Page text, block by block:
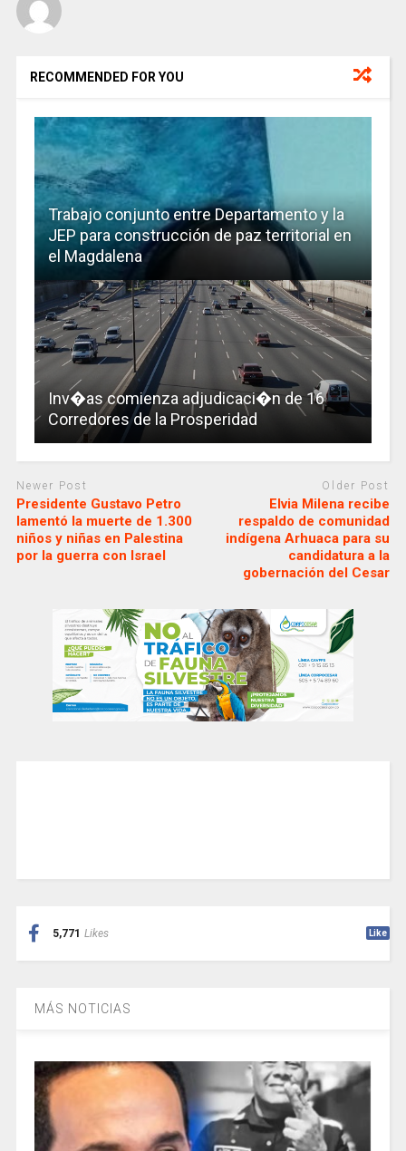
RECOMMENDED FOR YOU
Trabajo conjunto entre Departamento y la
JEP para construcción de paz territorial en
el Magdalena
Inv�as comienza adjudicaci�n de 16
Corredores de la Prosperidad
Newer Post
Presidente Gustavo Petro
lamentó la muerte de 1.300
niños y niñas en Palestina
por la guerra con Israel
Older Post
Elvia Milena recibe
respaldo de comunidad
indígena Arhuaca para su
candidatura a la
gobernación del Cesar
5,771 Likes Like
MÁS NOTICIAS